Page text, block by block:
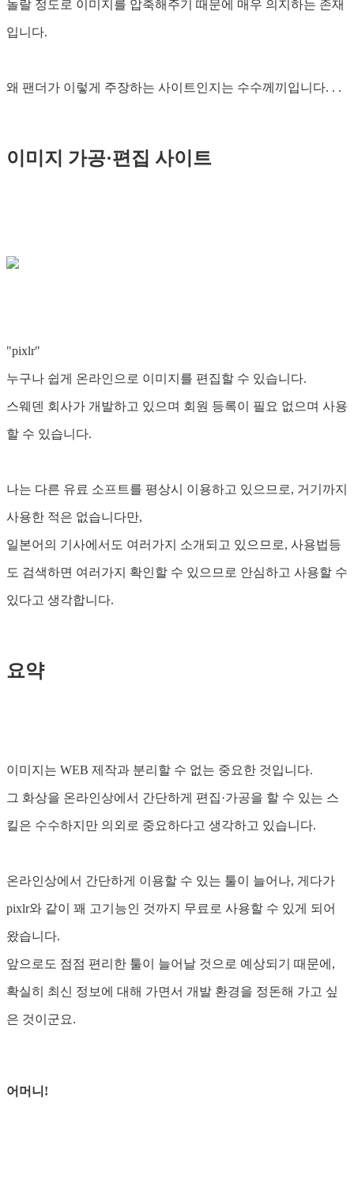
놀랄 정도로 이미지를 압축해주기 때문에 매우 의지하는 존재
입니다.
왜 팬더가 이렇게 주장하는 사이트인지는 수수께끼입니다. . .
이미지 가공·편집 사이트
"pixlr"
누구나 쉽게 온라인으로 이미지를 편집할 수 있습니다.
스웨덴 회사가 개발하고 있으며 회원 등록이 필요 없으며 사용
할 수 있습니다.
나는 다른 유료 소프트를 평상시 이용하고 있으므로, 거기까지
사용한 적은 없습니다만,
일본어의 기사에서도 여러가지 소개되고 있으므로, 사용법등
도 검색하면 여러가지 확인할 수 있으므로 안심하고 사용할 수
있다고 생각합니다.
요약
이미지는 WEB 제작과 분리할 수 없는 중요한 것입니다.
그 화상을 온라인상에서 간단하게 편집·가공을 할 수 있는 스
킬은 수수하지만 의외로 중요하다고 생각하고 있습니다.
온라인상에서 간단하게 이용할 수 있는 툴이 늘어나, 게다가
pixlr와 같이 꽤 고기능인 것까지 무료로 사용할 수 있게 되어
왔습니다.
앞으로도 점점 편리한 툴이 늘어날 것으로 예상되기 때문에,
확실히 최신 정보에 대해 가면서 개발 환경을 정돈해 가고 싶
은 것이군요.
어머니!